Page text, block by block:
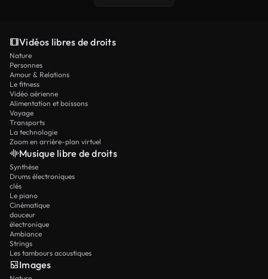
Vidéos libres de droits
Nature
Personnes
Amour & Relations
Le fitness
Vidéo aérienne
Alimentation et boissons
Voyage
Transports
La technologie
Zoom en arrière-plan virtuel
Musique libre de droits
Synthèse
Drums électroniques
clés
Le piano
Cinématique
douceur
électronique
Ambiance
Strings
Les tambours acoustiques
Images